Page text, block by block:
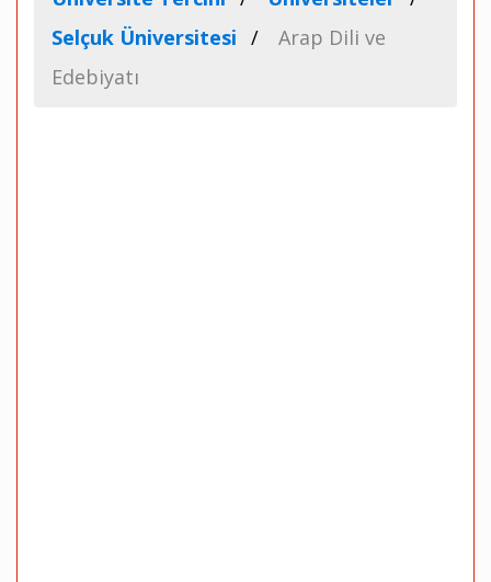
Selçuk Üniversitesi
Arap Dili ve
Edebiyatı